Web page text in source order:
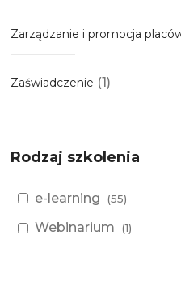
Zarządzanie i promocja
Zaświadczenie (1)
Rodzaj szkolenia
e-learning (55)
Webinarium (1)